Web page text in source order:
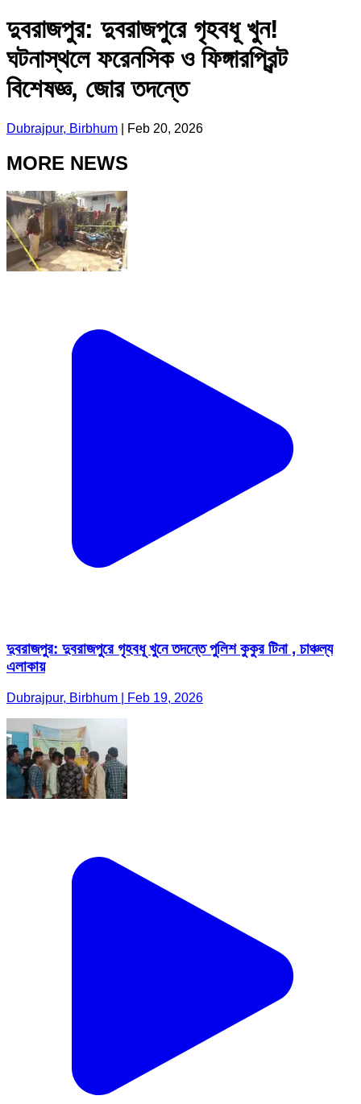
দুবরাজপুর: দুবরাজপুরে গৃহবধূ খুন!
ঘটনাস্থলে ফরেনসিক ও ফিঙ্গারপ্রিন্ট
বিশেষজ্ঞ, জোর তদন্তে
Dubrajpur, Birbhum Feb 20, 2026
MORE NEWS
দুবরাজপুর: দুবরাজপুরে গৃহবধূ খুনে তদন্তে পুলিশ কুকুর টিনা , চাঞ্চল্য
এলাকায়
Dubrajpur, Birbhum | Feb 19, 2026